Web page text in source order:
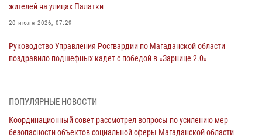
жителей на улицах Палатки
20 июля 2026, 07:29
Руководство Управления Росгвардии по Магаданской области
поздравило подшефных кадет с победой в «Зарнице 2.0»
При содействии СОБР Росгвардии в Магадане задержан
17 июля 2026, 04:06
ПОПУЛЯРНЫЕ НОВОСТИ
Координационный совет рассмотрел вопросы по усилению мер
безопасности объектов социальной сферы Магаданской области